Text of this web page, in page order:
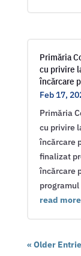
Primăria
cu privire
încărcare
Feb 17,
Primăria
cu privire
încărcare
finalizat
încărcare
programul
read more
« Older